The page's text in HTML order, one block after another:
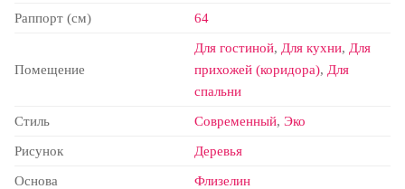
Раппорт (см) 64
Помещение
Для гостиной, Для кухни, Для
прихожей (коридора), Для
спальни
Стиль Современный, Эко
Рисунок Деревья
Основа Флизелин